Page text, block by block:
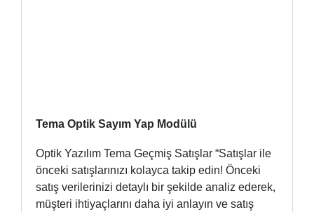
Tema Optik Sayım Yap Modülü
Optik Yazılım Tema Geçmiş Satışlar “Satışlar ile
önceki satışlarınızı kolayca takip edin! Önceki
satış verilerinizi detaylı bir şekilde analiz ederek,
müşteri ihtiyaçlarını daha iyi anlayın ve satış